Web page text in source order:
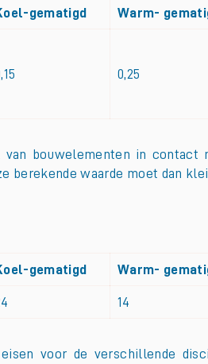
gematigd Warm-
0,25
bouwelementen in
waarde moet dan
gematigd Warm-
14
voor de verschillende